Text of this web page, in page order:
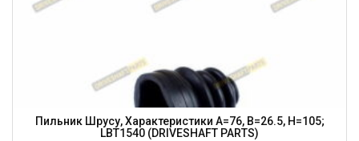
Пильник Шрусу, Характеристики A=76, B=26.5, H=105;
LBT1540 (DRIVESHAFT PARTS)